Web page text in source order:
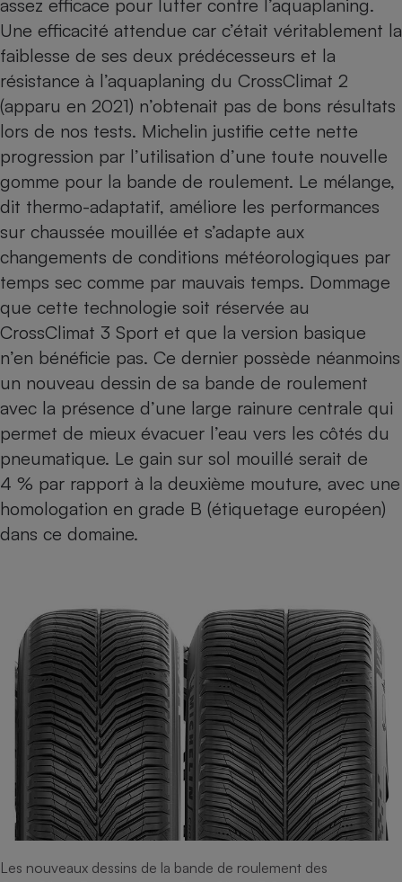
assez efficace pour lutter contre l’aquaplaning.
Une efficacité attendue car c’était véritablement la
faiblesse de ses deux prédécesseurs et la
résistance à l’aquaplaning du CrossClimat 2
(apparu en 2021) n’obtenait pas de bons résultats
lors de nos tests. Michelin justifie cette nette
progression par l’utilisation d’une toute nouvelle
gomme pour la bande de roulement. Le mélange,
dit thermo-adaptatif, améliore les performances
sur chaussée mouillée et s’adapte aux
changements de conditions météorologiques par
temps sec comme par mauvais temps. Dommage
que cette technologie soit réservée au
CrossClimat 3 Sport et que la version basique
n’en bénéficie pas. Ce dernier possède néanmoins
un nouveau dessin de sa bande de roulement
avec la présence d’une large rainure centrale qui
permet de mieux évacuer l’eau vers les côtés du
pneumatique. Le gain sur sol mouillé serait de
4 % par rapport à la deuxième mouture, avec une
homologation en grade B (étiquetage européen)
dans ce domaine.
Les nouveaux dessins de la bande de roulement des